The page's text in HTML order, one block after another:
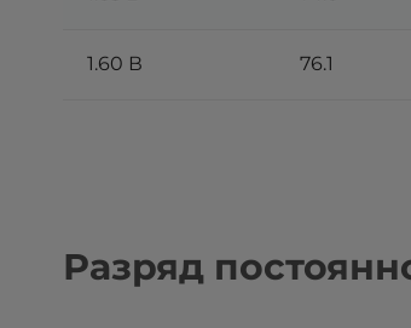
1.60 В 76.1
Разряд